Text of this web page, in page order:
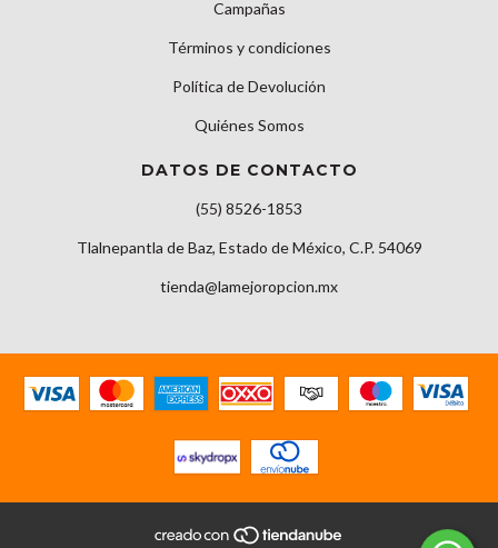
Campañas
Términos y condiciones
Política de Devolución
Quiénes Somos
DATOS DE CONTACTO
(55) 8526-1853
Tlalnepantla de Baz, Estado de México, C.P. 54069
tienda@lamejoropcion.mx